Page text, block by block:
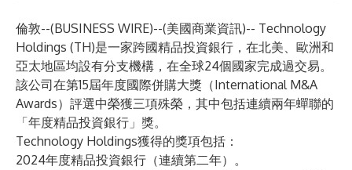
倫敦--(BUSINESS WIRE)--(美國商業資訊)-- Technology
Holdings (TH)是一家跨國精品投資銀行，在北美、歐洲和
亞太地區均設有分支機構，在全​​球24個國家完成過交易。
該公司在第15屆年度國際併購大獎（International M&A
Awards）評選中榮獲三項殊榮，其中包括連續兩年蟬聯的
「年度精品投資銀行」獎。
Technology Holdings獲得的獎項包括：
2024年度精品投資銀行（連續第二年）。